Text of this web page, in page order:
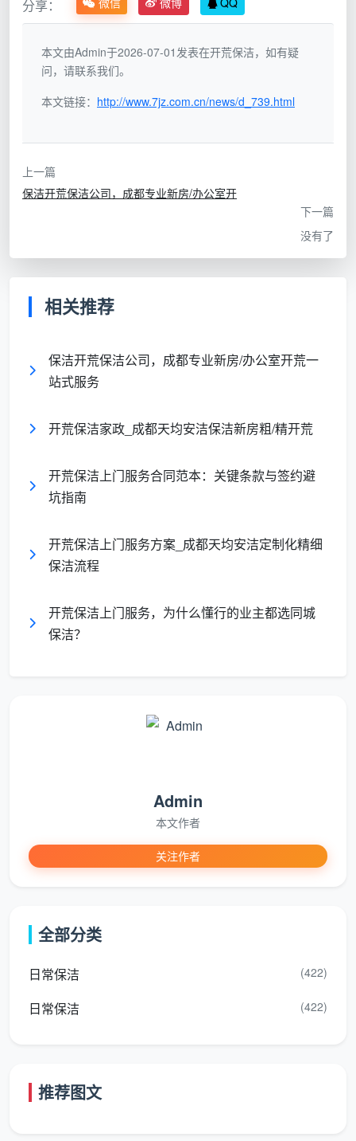
验收项 标准说明
玻璃窗槽
尘器吸净
无胶印、无蜡层、无划痕，迎光侧视无灰
窗框凹槽
灯槽及出
反光板和格栅缝隙用软毛刷清灰
[插图2提示词：整洁的客厅刚完成开荒保洁，阳光
位工作人员正手持验收清单在逐项打钩，远处可见干净
的开放式厨房]
很多业主搜“开荒保洁找哪家”时，最怕中途加价。
额外面积”的临时要求。涉及的长尾需求，比如
新房开荒保洁，为什么不该自己做？
哪家划算？自己干行不行？”答案是：看似省钱，实则容
须用专用溶解剂，普通湿布只会把它们抹成一片“地
顺序混乱，二次污染
：专业团队坚持“从上到下、从
的扫帚根本无法彻底清除，需要用工业级大吸力吸尘
分享：
本文由Admin于2026-07-01发表在开荒保洁，如有疑
问，请联系我们。
本文链接： http://www.7jz.com.cn/news/d_739.html
上一篇
保洁开荒保洁公司，成都专业新房/办公室开
下一篇
没有了
相关推荐
保洁开荒保洁公司，成都专业新房/办公室开荒一
站式服务
开荒保洁家政_成都天均安洁保洁新房粗/精开荒
开荒保洁上门服务合同范本：关键条款与签约避
坑指南
开荒保洁上门服务方案_成都天均安洁定制化精细
保洁流程
开荒保洁上门服务，为什么懂行的业主都选同城
保洁？
Admin
本文作者
关注作者
全部分类
日常保洁 (422)
日常保洁 (422)
推荐图文